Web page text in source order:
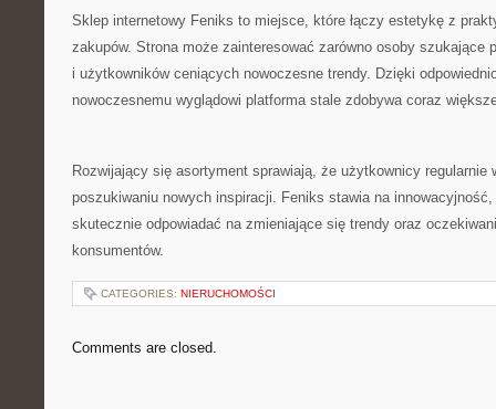
Sklep internetowy Feniks to miejsce, które łączy estetykę z
zakupów. Strona może zainteresować zarówno osoby szukające
i użytkowników ceniących nowoczesne trendy. Dzięki
nowoczesnemu wyglądowi platforma stale zdobywa coraz
Rozwijający się asortyment sprawiają, że użytkownicy regularnie
poszukiwaniu nowych inspiracji. Feniks stawia na
skutecznie odpowiadać na zmieniające się trendy oraz
konsumentów.
CATEGORIES: NIERUCHOMOŚCI
Comments are closed.